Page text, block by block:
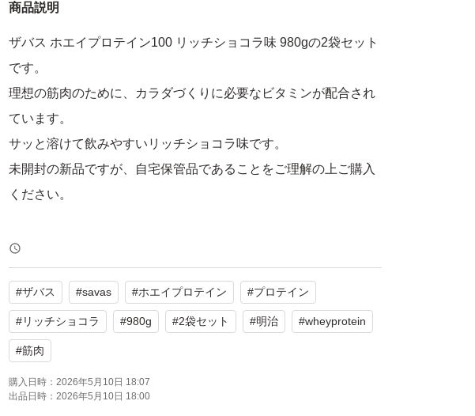
商品説明
ザバス ホエイプロテイン100 リッチショコラ味 980gの2袋セット
です。
理想の筋肉のために、カラダづくりに必要なビタミンが配合され
ています。
サッと溶けて飲みやすいリッチショコラ味です。
未開封の新品ですが、自宅保管品であることをご理解の上ご購入
ください。
【ブランド】ザバス (SAVAS)
【商品名】ホエイプロテイン100 リッチショコラ味
【内容量】980g × 2袋
【商品の状態】未使用
【味】リッチショコラ
ナイアシン, V.C, V.D)
#ザバス #savas #ホエイプロテイン #プロテイン
#リッチショコラ #980g #2袋セット #明治 #wheyprotein
#筋肉
購入日時： 2026年5月10日 18:07
出品日時： 2026年5月10日 18:00